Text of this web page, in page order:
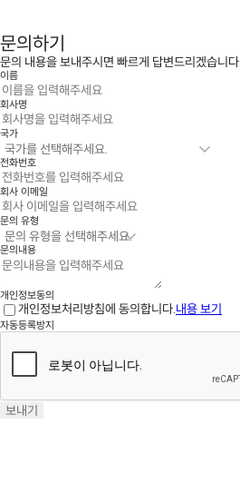
문의하기
문의 내용을 보내주시면 빠르게 답변드리겠습니다.
이름
회사명
국가
전화번호
회사 이메일
문의 유형
문의내용
개인정보동의
개인정보처리방침에 동의합니다. 내용 보기
자동등록방지
보내기